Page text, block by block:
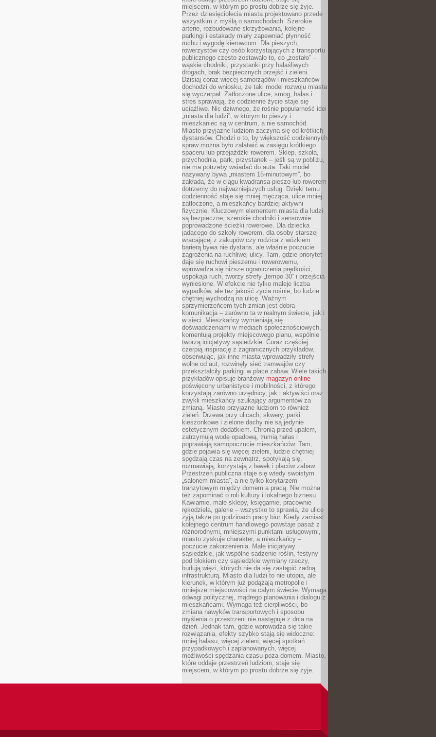
miejscem, w którym po prostu dobrze się żyje.
Przez dziesięciolecia miasta projektowano przede
wszystkim z myślą o samochodach. Szerokie
arterie, rozbudowane skrzyżowania, kolejne
parkingi i estakady miały zapewniać płynność
ruchu i wygodę kierowcom. Dla pieszych,
rowerzystów czy osób korzystających z transportu
publicznego często zostawało to, co „zostało” –
wąskie chodniki, przystanki przy hałaśliwych
drogach, brak bezpiecznych przejść i zieleni.
Dzisiaj coraz więcej samorządów i mieszkańców
dochodzi do wniosku, że taki model rozwoju miasta
się wyczerpał. Zatłoczone ulice, smog, hałas i
stres sprawiają, że codzienne życie staje się
uciążliwe. Nic dziwnego, że rośnie popularność idei
„miasta dla ludzi”, w którym to pieszy i
mieszkaniec są w centrum, a nie samochód.
Miasto przyjazne ludziom zaczyna się od krótkich
dystansów. Chodzi o to, by większość codziennych
spraw można było załatwić w zasięgu krótkiego
spaceru lub przejażdżki rowerem. Sklep, szkoła,
przychodnia, park, przystanek – jeśli są w pobliżu,
nie ma potrzeby wsiadać do auta. Taki model
nazywany bywa „miastem 15-minutowym”, bo
zakłada, że w ciągu kwadransa pieszo lub rowerem
dotrzemy do najważniejszych usług. Dzięki temu
codzienność staje się mniej męcząca, ulice mniej
zatłoczone, a mieszkańcy bardziej aktywni
fizycznie. Kluczowym elementem miasta dla ludzi
są bezpieczne, szerokie chodniki i sensownie
poprowadzone ścieżki rowerowe. Dla dziecka
jadącego do szkoły rowerem, dla osoby starszej
wracającej z zakupów czy rodzica z wózkiem
barierą bywa nie dystans, ale właśnie poczucie
zagrożenia na ruchliwej ulicy. Tam, gdzie priorytet
daje się ruchowi pieszemu i rowerowemu,
wprowadza się niższe ograniczenia prędkości,
uspokaja ruch, tworzy strefy „tempo 30” i przejścia
wyniesione. W efekcie nie tylko maleje liczba
wypadków, ale też jakość życia rośnie, bo ludzie
chętniej wychodzą na ulicę. Ważnym
sprzymierzeńcem tych zmian jest dobra
komunikacja – zarówno ta w realnym świecie, jak i
w sieci. Mieszkańcy wymieniają się
doświadczeniami w mediach społecznościowych,
komentują projekty miejscowego planu, wspólnie
tworzą inicjatywy sąsiedzkie. Coraz częściej
czerpią inspirację z zagranicznych przykładów,
obserwując, jak inne miasta wprowadziły strefy
wolne od aut, rozwinęły sieć tramwajów czy
przekształciły parkingi w place zabaw. Wiele takich
przykładów opisuje branżowy magazyn online
poświęcony urbanistyce i mobilności, z którego
korzystają zarówno urzędnicy, jak i aktywiści oraz
zwykli mieszkańcy szukający argumentów za
zmianą. Miasto przyjazne ludziom to również
zieleń. Drzewa przy ulicach, skwery, parki
kieszonkowe i zielone dachy nie są jedynie
estetycznym dodatkiem. Chronią przed upałem,
zatrzymują wodę opadową, tłumią hałas i
poprawiają samopoczucie mieszkańców. Tam,
gdzie pojawia się więcej zieleni, ludzie chętniej
spędzają czas na zewnątrz, spotykają się,
rozmawiają, korzystają z ławek i placów zabaw.
Przestrzeń publiczna staje się wtedy swoistym
„salonem miasta”, a nie tylko korytarzem
tranzytowym między domem a pracą. Nie można
też zapominać o roli kultury i lokalnego biznesu.
Kawiarnie, małe sklepy, księgarnie, pracownie
rękodzieła, galerie – wszystko to sprawia, że ulice
żyją także po godzinach pracy biur. Kiedy zamiast
kolejnego centrum handlowego powstaje pasaż z
różnorodnymi, mniejszymi punktami usługowymi,
miasto zyskuje charakter, a mieszkańcy –
poczucie zakorzenienia. Małe inicjatywy
sąsiedzkie, jak wspólne sadzenie roślin, festyny
pod blokiem czy sąsiedzkie wymiany rzeczy,
budują więzi, których nie da się zastąpić żadną
infrastrukturą. Miasto dla ludzi to nie utopia, ale
kierunek, w którym już podążają metropolie i
mniejsze miejscowości na całym świecie. Wymaga
odwagi politycznej, mądrego planowania i dialogu z
mieszkańcami. Wymaga też cierpliwości, bo
zmiana nawyków transportowych i sposobu
myślenia o przestrzeni nie następuje z dnia na
dzień. Jednak tam, gdzie wprowadza się takie
rozwiązania, efekty szybko stają się widoczne:
mniej hałasu, więcej zieleni, więcej spotkań
przypadkowych i zaplanowanych, więcej
możliwości spędzania czasu poza domem. Miasto,
które oddaje przestrzeń ludziom, staje się
miejscem, w którym po prostu dobrze się żyje.